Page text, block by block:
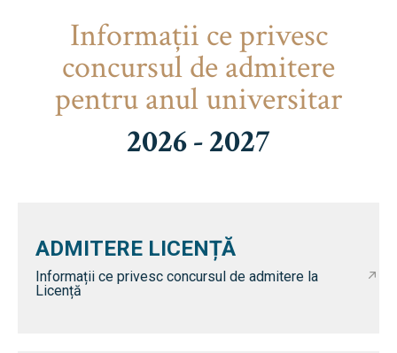
Informaţii ce privesc
concursul de admitere
pentru anul universitar
2026 - 2027
ADMITERE LICENȚĂ
Informații ce privesc concursul de admitere la
Licență